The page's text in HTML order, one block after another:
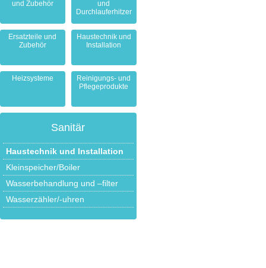
und Zubehör
und
Durchlauferhitzer
Ersatzteile und
Zubehör
Haustechnik und
Installation
Heizsysteme
Reinigungs- und
Pflegeprodukte
Sanitär
Haustechnik und Installation
Kleinspeicher/Boiler
Wasserbehandlung und –filter
Wasserzähler/-uhren